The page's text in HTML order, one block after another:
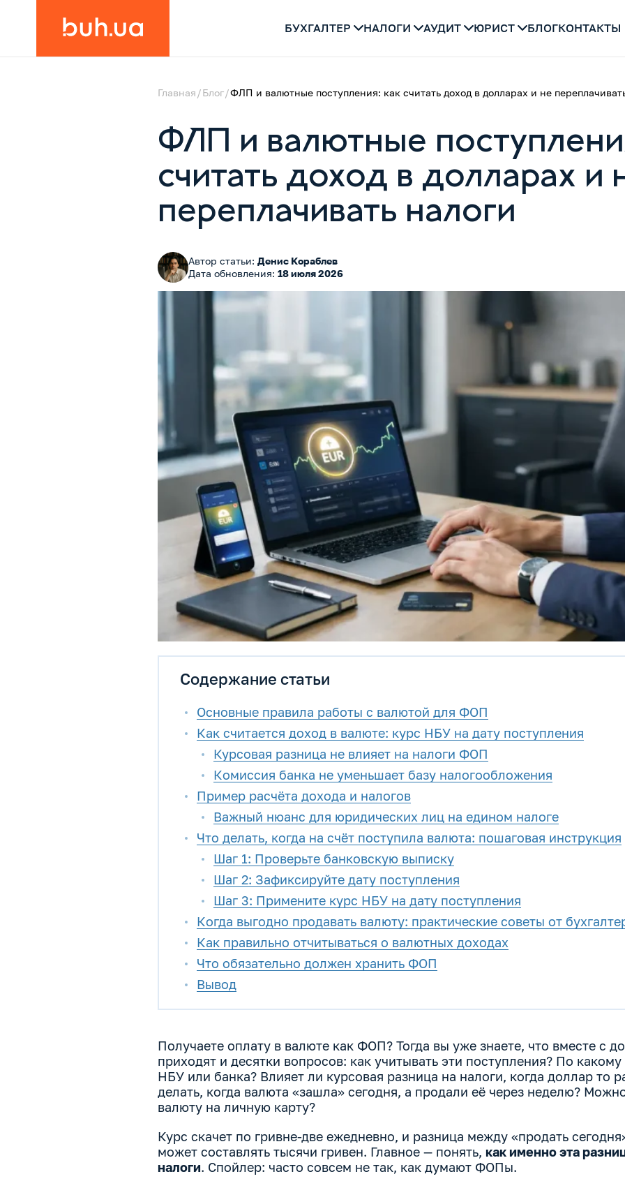
БУХГАЛТЕР НАЛОГИ АУДИТ ЮРИСТ БЛОГКОНТАКТЫ
Главная Блог ФЛП и валютные поступления: как считать доход в долларах и не
ФЛП и валютные
считать доход в долларах и
переплачивать налоги
Автор статьи: Денис Кораблев
Дата обновления: 18 июля 2026
Содержание статьи
Основные правила работы с валютой для ФОП
Как считается доход в валюте: курс НБУ на дату поступления
Курсовая разница не влияет на налоги ФОП
Комиссия банка не уменьшает базу налогообложения
Пример расчёта дохода и налогов
Важный нюанс для юридических лиц на едином налоге
Что делать, когда на счёт поступила валюта: пошаговая инструкция
Шаг 1: Проверьте банковскую выписку
Шаг 2: Зафиксируйте дату поступления
Шаг 3: Примените курс НБУ на дату поступления
Когда выгодно продавать валюту: практические советы от
Как правильно отчитываться о валютных доходах
Что обязательно должен хранить ФОП
Вывод
Получаете оплату в валюте как ФОП? Тогда вы уже знаете, что вместе с
приходят и десятки вопросов: как учитывать эти поступления? По
НБУ или банка? Влияет ли курсовая разница на налоги, когда доллар то
делать, когда валюта «зашла» сегодня, а продали её через неделю?
валюту на личную карту?
Курс скачет по гривне-две ежедневно, и разница между «продать
может составлять тысячи гривен. Главное — понять, как именно эта
налоги. Спойлер: часто совсем не так, как думают ФОПы.